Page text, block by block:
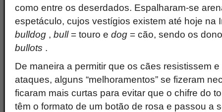
como entre os deserdados. Espalharam-se
espetáculo, cujos vestígios existem até hoje na
bulldog , bull = touro e dog = cão, sendo os
bullots .
De maneira a permitir que os cães resistissem
ataques, alguns “melhoramentos” se fizeram
ficaram mais curtas para evitar que o chifre do
têm o formato de um botão de rosa e passou a